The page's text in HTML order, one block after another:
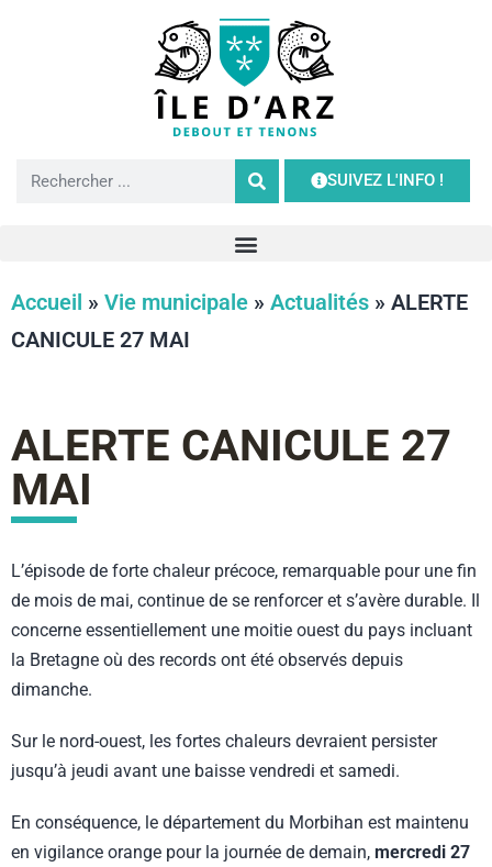
SUIVEZ L'INFO !
Accueil » Vie municipale » Actualités » ALERTE
CANICULE 27 MAI
ALERTE CANICULE 27
MAI
L’épisode de forte chaleur précoce, remarquable pour une fin
de mois de mai, continue de se renforcer et s’avère durable. Il
concerne essentiellement une moitie ouest du pays incluant
la Bretagne où des records ont été observés depuis
dimanche.
Sur le nord-ouest, les fortes chaleurs devraient persister
jusqu’à jeudi avant une baisse vendredi et samedi.
En conséquence, le département du Morbihan est maintenu
en vigilance orange pour la journée de demain, mercredi 27